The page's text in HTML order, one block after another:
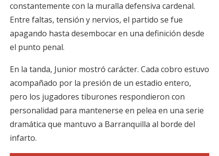
constantemente con la muralla defensiva cardenal.
Entre faltas, tensión y nervios, el partido se fue
apagando hasta desembocar en una definición desde
el punto penal.
En la tanda, Junior mostró carácter. Cada cobro estuvo
acompañado por la presión de un estadio entero,
pero los jugadores tiburones respondieron con
personalidad para mantenerse en pelea en una serie
dramática que mantuvo a Barranquilla al borde del
infarto.